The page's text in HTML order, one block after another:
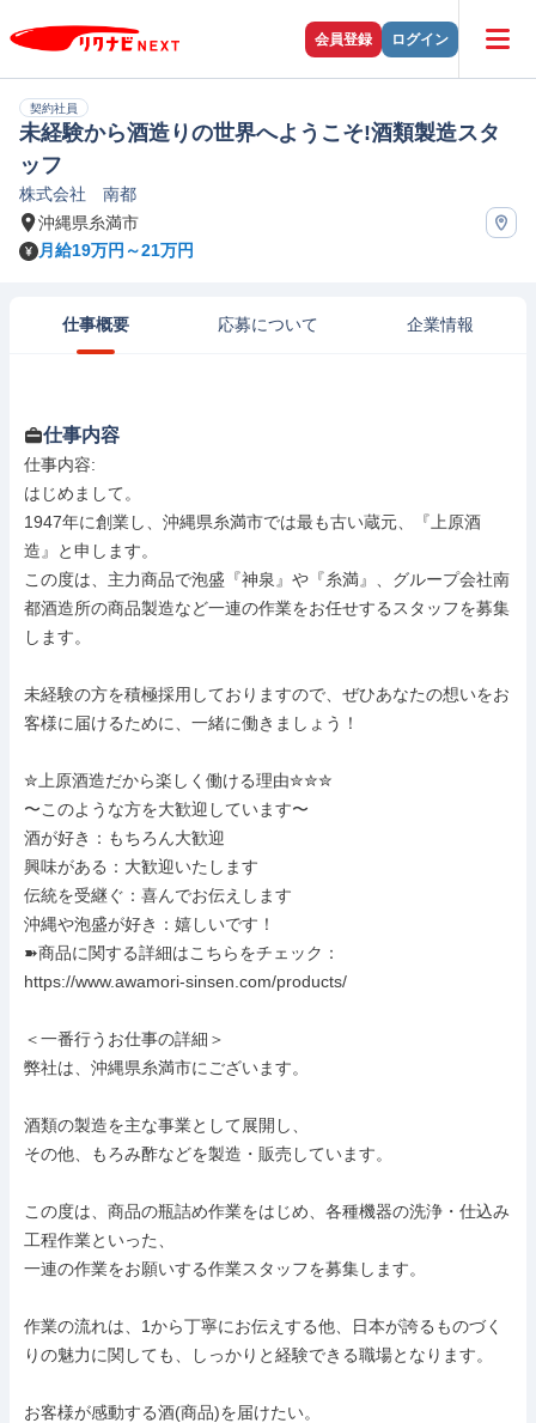
会員登録 ログイン
契約社員
未経験から酒造りの世界へようこそ!酒類製造スタ
ッフ
株式会社 南都
沖縄県糸満市
月給19万円～21万円
仕事概要 応募について 企業情報
仕事内容
仕事内容:
はじめまして。
1947年に創業し、沖縄県糸満市では最も古い蔵元、『上原酒
造』と申します。
この度は、主力商品で泡盛『神泉』や『糸満』、グループ会社南
都酒造所の商品製造など一連の作業をお任せするスタッフを募集
します。
未経験の方を積極採用しておりますので、ぜひあなたの想いをお
客様に届けるために、一緒に働きましょう！
✮上原酒造だから楽しく働ける理由✮✮✮
〜このような方を大歓迎しています〜
酒が好き：もちろん大歓迎
興味がある：大歓迎いたします
伝統を受継ぐ：喜んでお伝えします
沖縄や泡盛が好き：嬉しいです！
➽商品に関する詳細はこちらをチェック：
https://www.awamori-sinsen.com/products/
＜一番行うお仕事の詳細＞
弊社は、沖縄県糸満市にございます。
酒類の製造を主な事業として展開し、
その他、もろみ酢などを製造・販売しています。
この度は、商品の瓶詰め作業をはじめ、各種機器の洗浄・仕込み
工程作業といった、
一連の作業をお願いする作業スタッフを募集します。
作業の流れは、1から丁寧にお伝えする他、日本が誇るものづく
りの魅力に関しても、しっかりと経験できる職場となります。
お客様が感動する酒(商品)を届けたい。